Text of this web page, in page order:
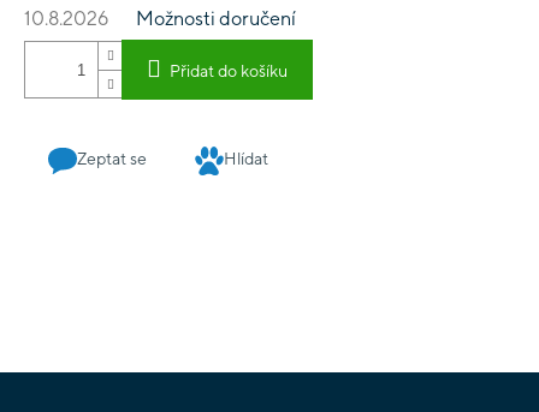
10.8.2026 Možnosti doručení
Přidat do košíku
Zeptat se Hlídat